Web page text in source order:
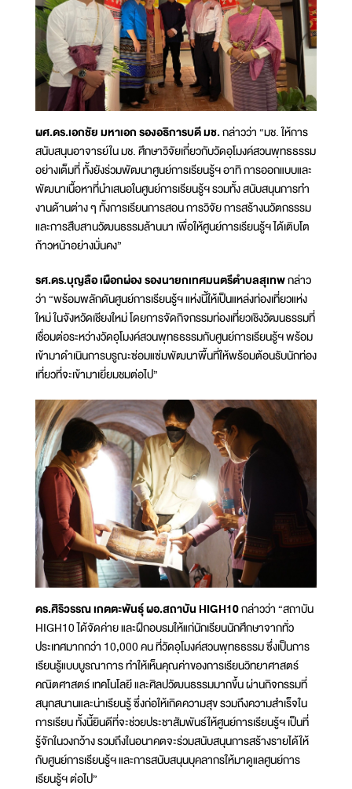
ผศ.ดร.เอกชัย มหาเอก รองอธิการบดี มช.กล่าวว่า “มช. ให้การ
สนับสนุนอาจารย์ใน มช. ศึกษาวิจัยเกี่ยวกับวัดอุโมงค์สวนพุทธธรรม
อย่างเต็มที่ ทั้งยังร่วมพัฒนาศูนย์การเรียนรู้ฯ อาทิ การออกแบบและ
พัฒนาเนื้อหาที่นําเสนอในศูนย์การเรียนรู้ฯ รวมทั้ง สนับสนุนการทํา
งานด้านต่าง ๆ ทั้งการเรียนการสอน การวิจัย การสร้างนวัตกรรรม
และการสืบสานวัฒนธรรมล้านนา เพื่อให้ศูนย์การเรียนรู้ฯ ได้เติบโต
ก้าวหน้าอย่างมั่นคง”
รศ.ดร.บุญลือ เผือกผ่อง รองนายกเทศมนตรีตำบลสุเทพกล่าว
ว่า “พร้อมพลักดันศูนย์การเรียนรู้ฯ แห่งนี้ให้เป็นแหล่งท่องเที่ยวแห่ง
ใหม่ ในจังหวัดเชียงใหม่ โดยการจัดกิจกรรมท่องเที่ยวเชิงวัฒนธรรมที่
เชื่อมต่อระหว่างวัดอุโมงค์สวนพุทธธรรมกับศูนย์การเรียนรู้ฯ พร้อม
เข้ามาดำเนินการบรูณะซ่อมแซ่มพัฒนาพื้นที่ให้พร้อมต้อนรับนักท่อง
เที่ยวที่จะเข้ามาเยี่ยมชมต่อไป”
ดร.ศิริวรรณ เกตตะพันธุ์ ผอ.สถาบัน HIGH10กล่าวว่า “สถาบัน
HIGH10 ได้จัดค่าย และฝึกอบรมให้แก่นักเรียนนักศึกษาจากทั่ว
ประเทศมากกว่า 10,000 คน ที่วัดอุโมงค์สวนพุทธธรรม ซึ่งเป็นการ
เรียนรู้แบบบูรณาการ ทำให้เห็นคุณค่าของการเรียนวิทยาศาสตร์
คณิตศาสตร์ เทคโนโลยี และศิลปวัฒนธรรมมากขึ้น ผ่านกิจกรรมที่
สนุกสนานและน่าเรียนรู้ ซึ่งก่อให้เกิดความสุข รวมถึงความสำเร็จใน
การเรียน ทั้งนี้ยินดีที่จะช่วยประชาสัมพันธ์ให้ศูนย์การเรียนรู้ฯ เป็นที่
รู้จักในวงกว้าง รวมถึงในอนาคตจะร่วมสนับสนุนการสร้างรายได้ให้
กับศูนย์การเรียนรู้ฯ และการสนับสนุนบุคลากรให้มาดูแลศูนย์การ
เรียนรู้ฯ ต่อไป”